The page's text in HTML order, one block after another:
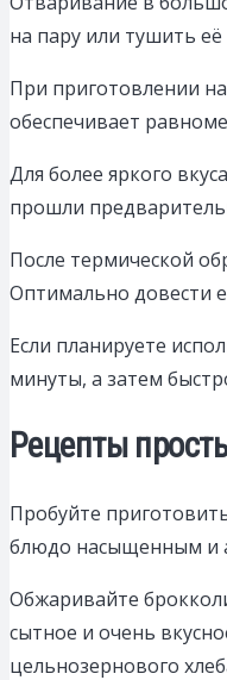
на пару или тушить
При приготовлении
обеспечивает
Для более яркого
прошли
После термической
Оптимально довести
Если планируете
минуты, а затем
Рецепты
Пробуйте
блюдо насыщенным и
Обжаривайте
сытное и очень
цельнозернового